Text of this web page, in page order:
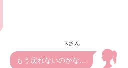
Kさん
もう戻れないのかな…